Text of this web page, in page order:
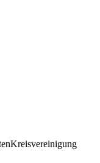
Kreisvereinigung